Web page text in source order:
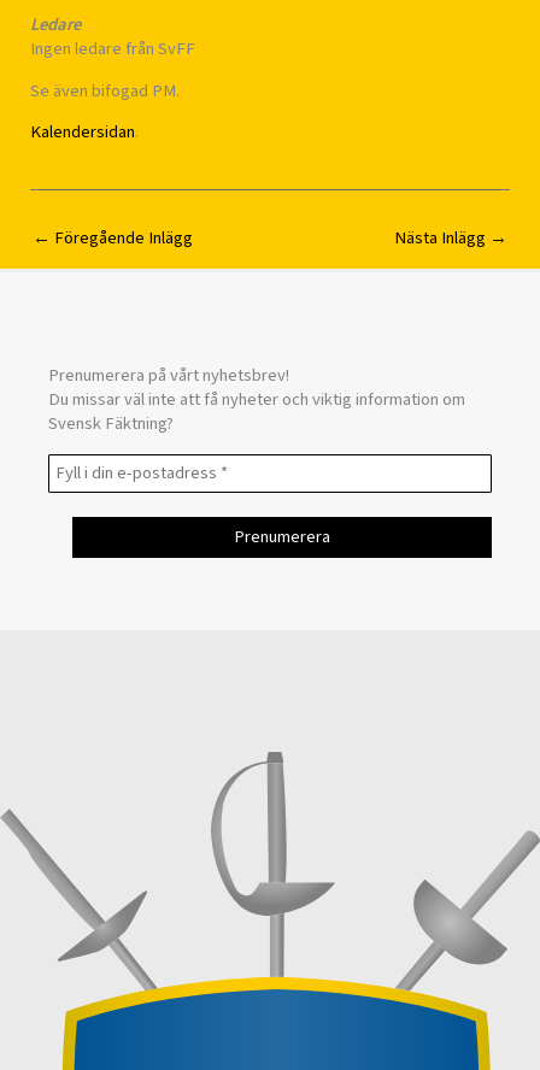
Ledare
Ingen ledare från SvFF
Se även bifogad PM.
Kalendersidan.
← Föregående Inlägg Nästa Inlägg →
Prenumerera på vårt nyhetsbrev!
Du missar väl inte att få nyheter och viktig information om
Svensk Fäktning?